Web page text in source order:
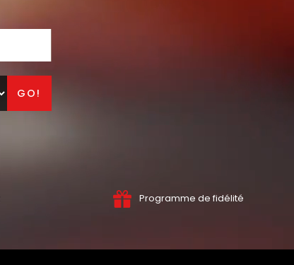
GO!
Programme de fidélité
NOS PANINIS NOS